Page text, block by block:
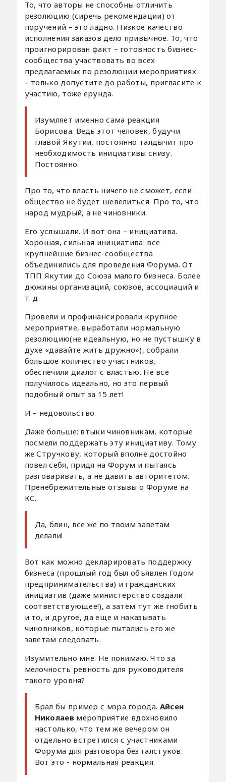
То, что авторы не способны отличить
резолюцию (сиречь рекомендации) от
поручений – это ладно. Низкое качество
исполнения заказов дело привычное. То, что
проигнорирован факт – готовность бизнес-
сообщества участвовать во всех
предлагаемых по резолюции мероприятиях
– только допустите до работы, пригласите к
участию, тоже ерунда.
Изумляет именно сама реакция
Борисова. Ведь этот человек, будучи
главой Якутии, постоянно талдычит про
необходимость инициативы снизу.
Постоянно.
Про то, что власть ничего не сможет, если
общество не будет шевелиться. Про то, что
народ мудрый, а не чиновники.
Его услышали. И вот она – инициатива.
Хорошая, сильная инициатива: все
крупнейшие бизнес-сообщества
объединились для проведения Форума. От
ТПП Якутии до Союза малого бизнеса. Более
дюжины организаций, союзов, ассоциаций и
т. д.
Провели и профинансировали крупное
мероприятие, выработали нормальную
резолюцию(не идеальную, но не пустышку в
духе «давайте жить дружно»), собрали
большое количество участников,
обеспечили диалог с властью. Не все
получилось идеально, но это первый
подобный опыт за 15 лет!
И – недовольство.
Даже больше: втыки чиновникам, которые
посмели поддержать эту инициативу. Тому
же Стручкову, который вполне достойно
повел себя, придя на Форум и пытаясь
разговаривать, а не давить авторитетом.
Пренебрежительные отзывы о Форуме на
КС.
Да, блин, все же по твоим заветам
делали!
Вот как можно декларировать поддержку
бизнеса (прошлый год был объявлен Годом
предпринимательства) и гражданских
инициатив (даже министерство создали
соответствующее!), а затем тут же гнобить
и то, и другое, да еще и наказывать
чиновников, которые пытались его же
заветам следовать.
Изумительно мне. Не понимаю. Что за
мелочность ревность для руководителя
такого уровня?
Брал бы пример с мэра города. Айсен
Николаев мероприятие вдохновило
настолько, что тем же вечером он
отдельно встретился с участниками
Форума для разговора без галстуков.
Вот это - нормальная реакция.